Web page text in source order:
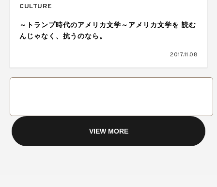
CULTURE
～トランプ時代のアメリカ文学～アメリカ文学を 読む
んじゃなく、抗うのなら。
2017.11.08
VIEW MORE